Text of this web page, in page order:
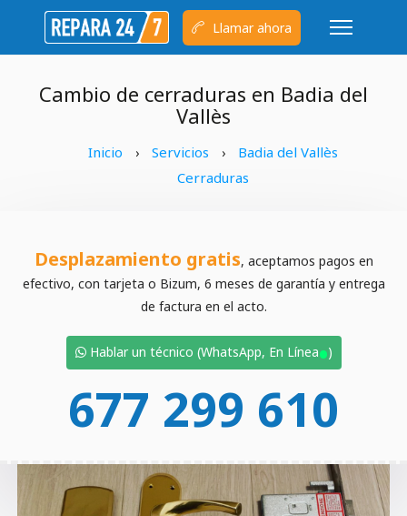
Llamar ahora
Cambio de cerraduras en Badia del
Vallès
Inicio › Servicios ›
Badia del Vallès
Cerraduras
Desplazamiento gratis, aceptamos pagos en
efectivo, con tarjeta o Bizum, 6 meses de garantía y entrega
de factura en el acto.
Hablar un técnico (WhatsApp, En Línea•)
677 299 610